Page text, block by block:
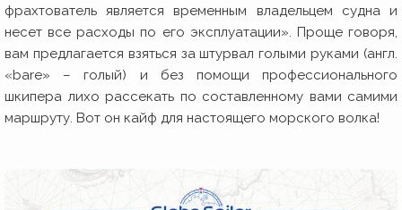
фрахтователь является временным владельцем судна и
несет все расходы по его эксплуатации». Проще говоря,
вам предлагается взяться за штурвал голыми руками (англ.
«bare» – голый) и без помощи профессионального
шкипера лихо рассекать по составленному вами самими
маршруту. Вот он кайф для настоящего морского волка!